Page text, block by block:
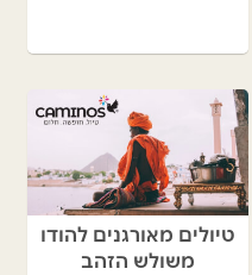
טיולים מאורגנים להודו
משולש הזהב